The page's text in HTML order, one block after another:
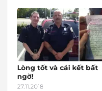
Lòng tốt và cái kết bất
ngờ!
27.11.2018